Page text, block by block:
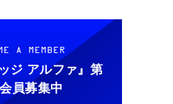
A MEMBER
ジ アルファ』 第
員募集中